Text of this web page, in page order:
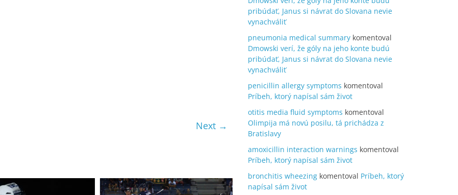
Next →
pribúdať, Janus si návrat do Slovana nevie
vynachváliť
pneumonia medical summary komentoval
Dmowski verí, že góly na jeho konte budú
pribúdať, Janus si návrat do Slovana nevie
vynachváliť
penicillin allergy symptoms komentoval
Príbeh, ktorý napísal sám život
otitis media fluid symptoms komentoval
Olimpija má novú posilu, tá prichádza z
Bratislavy
amoxicillin interaction warnings komentoval
Príbeh, ktorý napísal sám život
bronchitis wheezing komentoval Príbeh, ktorý
napísal sám život